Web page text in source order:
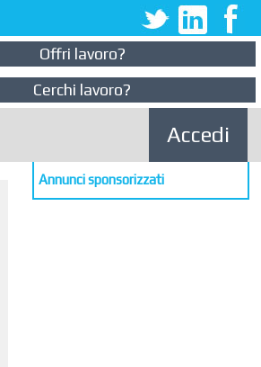
Offri lavoro?
Cerchi lavoro?
Accedi
Annunci sponsorizzati